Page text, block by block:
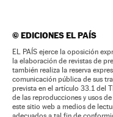
©EDICIONES EL PAÍS
EL PAÍS ejerce la oposición
la elaboración de revistas de
también realiza la reserva
comunicación pública de sus
prevista en el artículo 33.1 del
de las reproducciones y usos
este sitio web a medios de